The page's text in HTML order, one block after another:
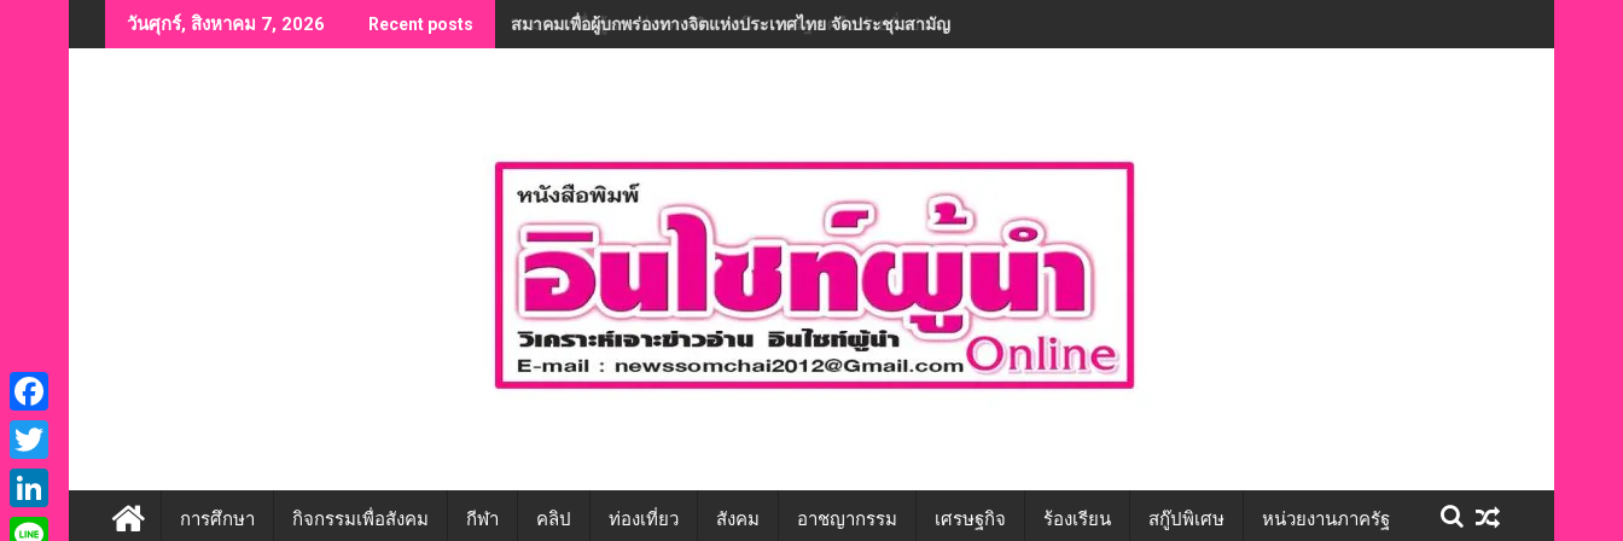
to
วันศุกร์, สิงหาคม 7, 2026 Recent posts “สมาคมเพื่อผู้บกพร่องทางจิตฯ ผนึกภาครัฐ-เครือข่ายทั่วประเทศ ขับเคลื่อนทักษะชีวิต สร้างโอกาสการจ้างงานอย่างเท่าเทียม”
การศึกษา กิจกรรมเพื่อสังคม กีฬา คลิป ท่องเที่ยว สังคม อาชญากรรม เศรษฐกิจ ร้องเรียน สกู๊ปพิเศษ หน่วยงานภาครัฐ
F
a
c
T
w
L